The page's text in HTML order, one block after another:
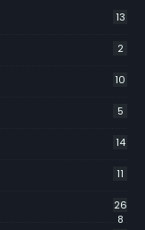
13
2
10
5
14
11
26
8